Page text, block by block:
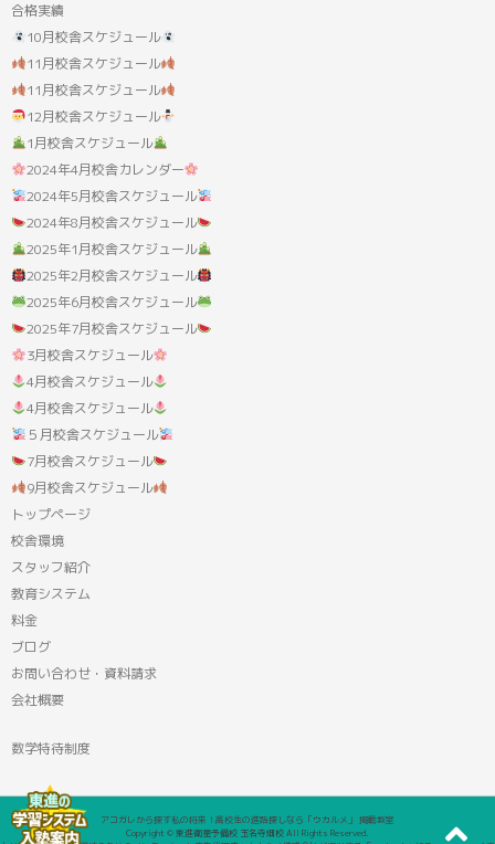
合格実績
10月校舎スケジュール
11月校舎スケジュール
11月校舎スケジュール
12月校舎スケジュール
1月校舎スケジュール
2024年4月校舎カレンダー
2024年5月校舎スケジュール
2024年8月校舎スケジュール
2025年1月校舎スケジュール
2025年2月校舎スケジュール
2025年6月校舎スケジュール
2025年7月校舎スケジュール
3月校舎スケジュール
4月校舎スケジュール
4月校舎スケジュール
５月校舎スケジュール
7月校舎スケジュール
9月校舎スケジュール
トップページ
校舎環境
スタッフ紹介
教育システム
料金
ブログ
お問い合わせ・資料請求
会社概要
数学特待制度
アコガレから探す私の将来！高校生の進路探しなら「ウカルメ」 掲載教室
Copyright © 東進衛星予備校 玉名寺畑校 All Rights Reserved.